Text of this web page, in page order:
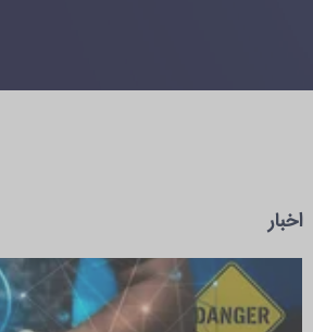
اخبار